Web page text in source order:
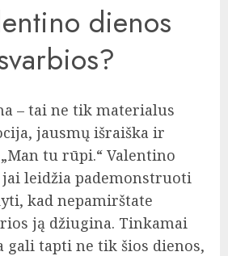
dienos
– tai ne tik materialus
jausmų išraiška ir
tu rūpi.“ Valentino
jai leidžia pademonstruoti
kad nepamirštate
ją džiugina. Tinkamai
gali tapti ne tik šios dienos,